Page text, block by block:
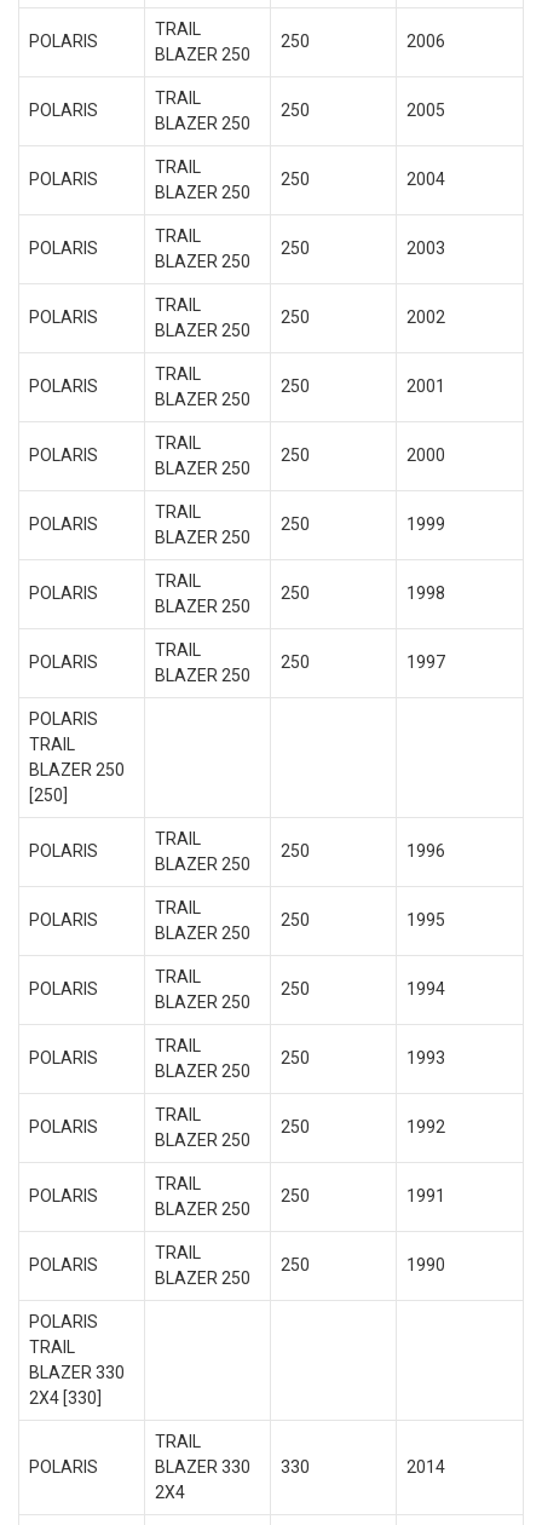
POLARIS
TRAIL
BLAZER 250
250 2006
POLARIS
TRAIL
BLAZER 250
250 2005
POLARIS
TRAIL
BLAZER 250
250 2004
POLARIS
TRAIL
BLAZER 250
250 2003
POLARIS
TRAIL
BLAZER 250
250 2002
POLARIS
TRAIL
BLAZER 250
250 2001
POLARIS
TRAIL
BLAZER 250
250 2000
POLARIS
TRAIL
BLAZER 250
250 1999
POLARIS
TRAIL
BLAZER 250
250 1998
POLARIS
TRAIL
BLAZER 250
250 1997
POLARIS
TRAIL
BLAZER 250
[250]
POLARIS
TRAIL
BLAZER 250
250 1996
POLARIS
TRAIL
BLAZER 250
250 1995
POLARIS
TRAIL
BLAZER 250
250 1994
POLARIS
TRAIL
BLAZER 250
250 1993
POLARIS
TRAIL
BLAZER 250
250 1992
POLARIS
TRAIL
BLAZER 250
250 1991
POLARIS
TRAIL
BLAZER 250
250 1990
POLARIS
TRAIL
BLAZER 330
2X4 [330]
POLARIS
TRAIL
BLAZER 330
2X4
330 2014